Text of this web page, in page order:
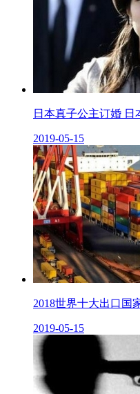
日本真子公主订婚
2019-05-15
2018世界十大出口国
2019-05-15